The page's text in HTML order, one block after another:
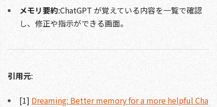
メモリ要約:ChatGPT が覚えている内容を一覧で確認
し、修正や指示ができる画面。
引用元:
[1] Dreaming: Better memory for a more helpful Cha